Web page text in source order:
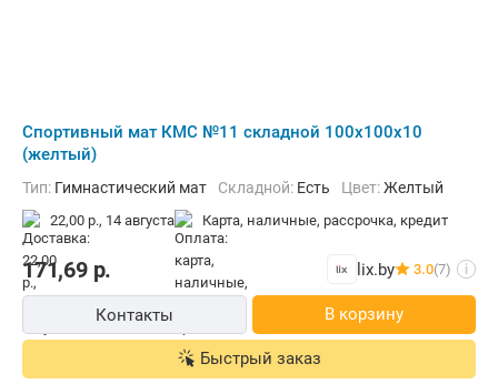
Cпортивный мат КМС №11 складной 100x100x10
(желтый)
Тип: Гимнастический мат Складной: Есть Цвет:Желтый
22,00 р., 14 августа карта, наличные, рассрочка, кредит
171,69р. lix.by 3.0(7) i
Контакты В корзину
Быстрый заказ